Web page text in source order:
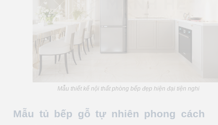
Mẫu thiết kế nội thất phòng bếp đẹp hiện đại tiện nghi
Mẫu tủ bếp gỗ tự nhiên phong cách